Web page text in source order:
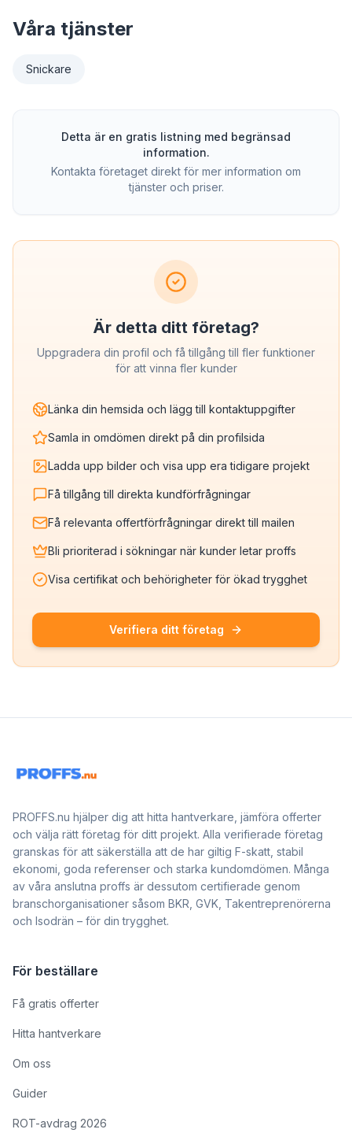
Våra tjänster
Snickare
Detta är en gratis listning med begränsad
information.
Kontakta företaget direkt för mer information om
tjänster och priser.
Är detta ditt företag?
Uppgradera din profil och få tillgång till fler funktioner
för att vinna fler kunder
Länka din hemsida och lägg till kontaktuppgifter
Samla in omdömen direkt på din profilsida
Ladda upp bilder och visa upp era tidigare projekt
Få tillgång till direkta kundförfrågningar
Få relevanta offertförfrågningar direkt till mailen
Bli prioriterad i sökningar när kunder letar proffs
Visa certifikat och behörigheter för ökad trygghet
Verifiera ditt företag
PROFFS.nu hjälper dig att hitta hantverkare, jämföra offerter
och välja rätt företag för ditt projekt. Alla verifierade företag
granskas för att säkerställa att de har giltig F-skatt, stabil
ekonomi, goda referenser och starka kundomdömen. Många
av våra anslutna proffs är dessutom certifierade genom
branschorganisationer såsom BKR, GVK, Takentreprenörerna
och Isodrän – för din trygghet.
För beställare
Få gratis offerter
Hitta hantverkare
Om oss
Guider
ROT-avdrag 2026